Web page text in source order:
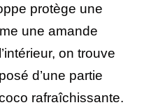
protège une
une amande
on trouve
d’une partie
rafraîchissante.